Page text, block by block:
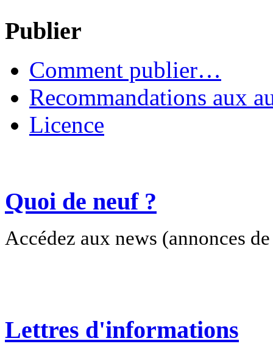
Publier
Comment publier…
Recommandations aux
Licence
Quoi de neuf ?
Accédez aux news (annonces
Lettres d'informations